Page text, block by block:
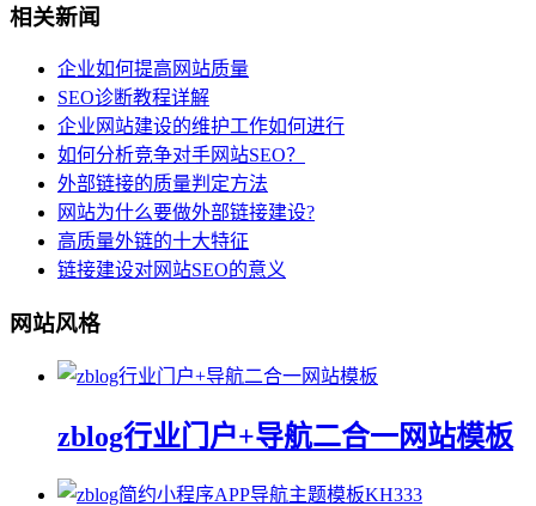
相关新闻
企业如何提高网站质量
SEO诊断教程详解
企业网站建设的维护工作如何进行
如何分析竞争对手网站SEO？
外部链接的质量判定方法
网站为什么要做外部链接建设?
高质量外链的十大特征
链接建设对网站SEO的意义
网站风格
zblog行业门户+导航二合一网站模板